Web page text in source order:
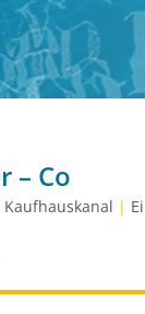
– Co
|